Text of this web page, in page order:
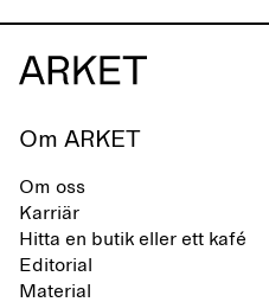
Om ARKET
Om oss
Karriär
Hitta en butik eller ett kafé
Editorial
Material